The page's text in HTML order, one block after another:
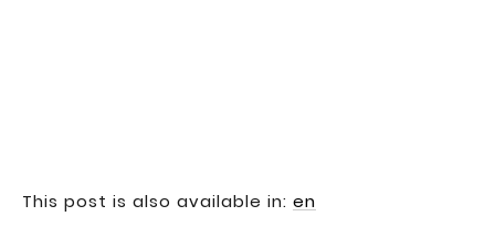
This post is also available in: en